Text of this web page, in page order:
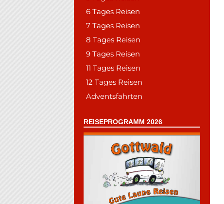
6 Tages Reisen
7 Tages Reisen
8 Tages Reisen
9 Tages Reisen
11 Tages Reisen
12 Tages Reisen
Adventsfahrten
REISEPROGRAMM 2026